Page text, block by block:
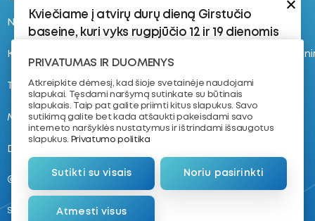
Naujienos Stovyklos
Kontaktai Registruokis į plaukimo
Tvarkaraštis Apie mus
Mokymas plaukti NVŠ krepšelis
D.U.K.
@ 2026. VŠĮ „Plaukimo akademija“
Sukūrė
PRIVATUMAS IR DUOMENYS
Atkreipkite dėmesį, kad šioje svetainėje naudojami
slapukai. Tęsdami naršymą sutinkate su būtinais
slapukais. Taip pat galite priimti kitus slapukus. Savo
sutikimą galite bet kada atšaukti pakeisdami savo
interneto naršyklės nustatymus ir ištrindami išsaugotus
slapukus.
Privatumo politika
Sutikti su visais Noriu pasirinkti
Atmesti visus
Kviečiame į atvirų durų dieną Girstučio
baseine, kuri vyks rugpjūčio 12 ir 19 dienomis
Rugpjūčio 12 d.:
17:30–18:15 | 8–16 metų vaikams | 4–8 lygis
Vaikams, kurie jau yra susipažinę su
vandeniu ir turi plaukimo pagrindus.
18:30–19:15 | 7–11 metų vaikams | Dailusis
Rugpjūčio 19 d.:
17:30–18:15 | 4–8 metų vaikams | 1–3